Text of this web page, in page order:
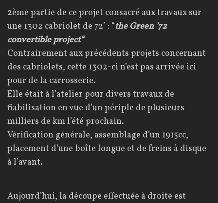
2ème partie de ce projet consacré aux travaux sur
une 1302 cabriolet de 72′ : “the Green ’72
convertible project“
Contrairement aux précédents projets concernant
des cabriolets, cette 1302-ci n’est pas arrivée ici
pour de la carrosserie.
Elle était à l’atelier pour divers travaux de
fiabilisation en vue d’un périple de plusieurs
milliers de km l’été prochain.
Vérification générale, assemblage d’un 1915cc,
placement d’une boîte longue et de freins à disque
à l’avant.
Aujourd’hui, la découpe effectuée à droite est